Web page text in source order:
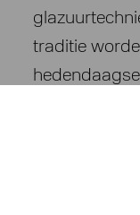
traditie